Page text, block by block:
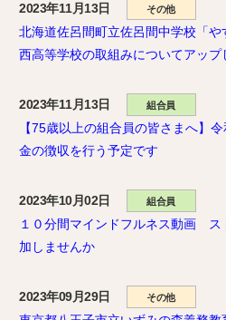
2023年11月13日 その他
北海道佐呂間町立佐呂間中学校「
西高等学校の取組みについてアップ
2023年11月13日 組合員
【75歳以上の組合員の皆さまへ】
金の徴収を行う予定です
2023年10月02日 組合員
１０分間マインドフルネス動画 ス
加しませんか
2023年09月29日 その他